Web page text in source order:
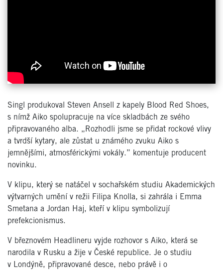
Singl produkoval Steven Ansell z kapely Blood Red Shoes,
s nímž Aiko spolupracuje na více skladbách ze svého
připravovaného alba. „Rozhodli jsme se přidat rockové vlivy
a tvrdší kytary, ale zůstat u známého zvuku Aiko s
jemnějšími, atmosférickými vokály.” komentuje producent
novinku.
V klipu, který se natáčel v sochařském studiu Akademických
výtvarných umění v režii Filipa Knolla, si zahrála i Emma
Smetana a Jordan Haj, kteří v klipu symbolizují
prefekcionismus.
V březnovém Headlineru vyjde rozhovor s Aiko, která se
narodila v Rusku a žije v České republice. Je o studiu
v Londýně, připravované desce, nebo právě i o